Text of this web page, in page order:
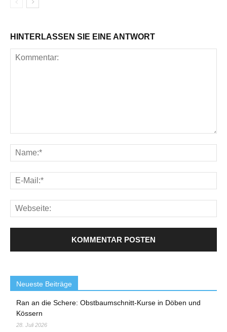
HINTERLASSEN SIE EINE ANTWORT
Neueste Beiträge
Ran an die Schere: Obstbaumschnitt-Kurse in Döben und
Kössern
28. Juli 2026